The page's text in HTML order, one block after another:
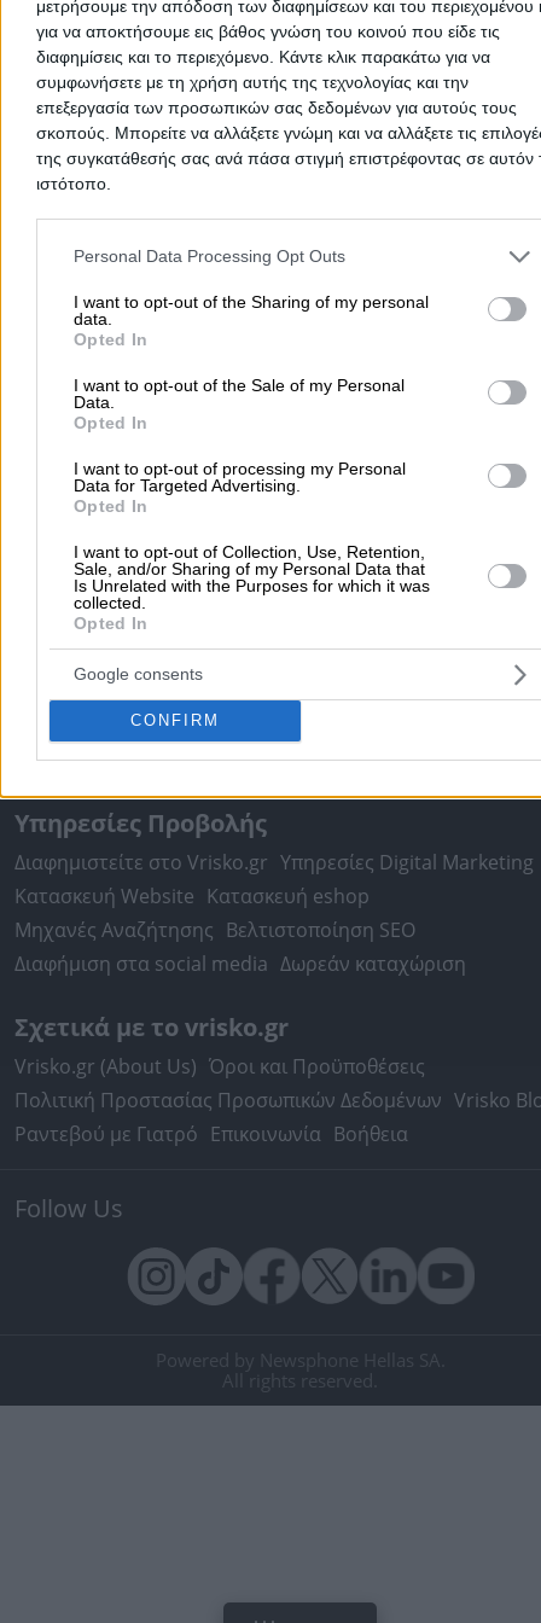
μετρήσουμε την απόδοση των διαφημίσεων και του περιεχομένου
για να αποκτήσουμε εις βάθος γνώση του κοινού που είδε τις
διαφημίσεις και το περιεχόμενο. Κάντε κλικ παρακάτω για να
συμφωνήσετε με τη χρήση αυτής της τεχνολογίας και την
επεξεργασία των προσωπικών σας δεδομένων για αυτούς τους
σκοπούς. Μπορείτε να αλλάξετε γνώμη και να αλλάξετε τις
της συγκατάθεσής σας ανά πάσα στιγμή επιστρέφοντας σε αυτόν
ιστότοπο.
Please note that this website/app uses one or more Google
and may gather and store information including but not limited to
to Google and its third-party tags to use your data for below
purposes in below Google consent section.
Personal Data Processing Opt Outs
I want to opt-out of the Sharing of my personal
data.
Opted In
I want to opt-out of the Sale of my Personal
Data.
Opted In
I want to opt-out of processing my Personal
Data for Targeted Advertising.
Opted In
I want to opt-out of Collection, Use, Retention,
Sale, and/or Sharing of my Personal Data that
Is Unrelated with the Purposes for which it was
collected.
Opted In
Google consents
CONFIRM
Κέντρα Τεχνικού Ελέγχου Οχημάτων
Αρχική > Νομός ΚΑΒΑΛΑΣ > Ελευθερούπολη > Υπηρεσίες Λοιπές
Αυτοκίνητα > Κέντρα Τεχνικού Ελέγχου Οχημάτων
Δημοφιλείς Αναζητήσεις
Μετακομίσεις & Μεταφορές Κλειδιά & Κλειδαριές
Ψυχολόγοι
Παιδικοί Σταθμοί
Οδοντίατροι
Συνεργεία Αυτοκινήτων
περισσότερα >>
Θεσσαλονίκη Πάτρα Λάρισα
Πειραιάς Κέρκυρα Χανιά Καλαμάτα
περισσότερα >>
Χρήσιμα Σήμερα
Εφημερίες Φαρμακείων
Τιμές Καυσίμων
Ταχυδρομικοί Κώδικες
Δρομολόγια Πλοίων Θέατρο Σινεμά Χάρτες
Υπηρεσίες Προβολής
Διαφημιστείτε στο Vrisko.gr Υπηρεσίες Digital Marketing
Κατασκευή Website Κατασκευή eshop
Μηχανές Αναζήτησης Βελτιστοποίηση SEO
Διαφήμιση στα social media Δωρεάν καταχώριση
Σχετικά με το vrisko.gr
Vrisko.gr (About Us) Όροι και Προϋποθέσεις
Πολιτική Προστασίας Προσωπικών Δεδομένων Vrisko
Ραντεβού με Γιατρό Επικοινωνία Βοήθεια
Follow Us
Powered by Newsphone Hellas SA.
All rights reserved.